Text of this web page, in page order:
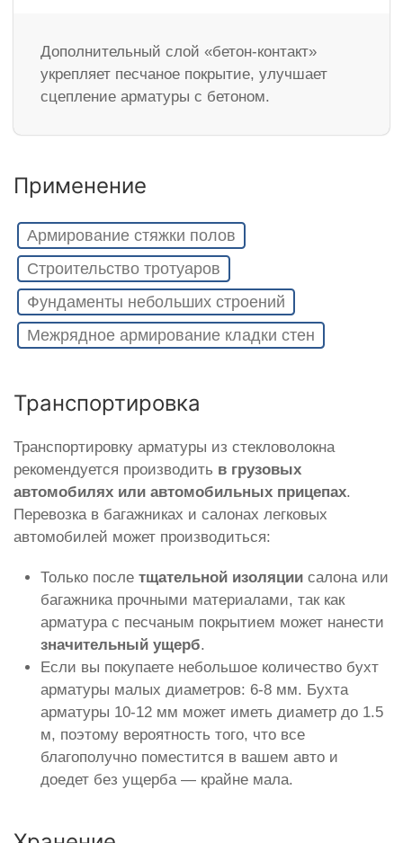
Дополнительный слой «бетон-контакт»
укрепляет песчаное покрытие, улучшает
сцепление арматуры с бетоном.
Применение
Армирование стяжки полов
Строительство тротуаров
Фундаменты небольших строений
Межрядное армирование кладки стен
Транспортировка
Транспортировку арматуры из стекловолокна
рекомендуется производить в грузовых
автомобилях или автомобильных прицепах.
Перевозка в багажниках и салонах легковых
автомобилей может производиться:
Только после тщательной изоляции салона или
багажника прочными материалами, так как
арматура с песчаным покрытием может нанести
значительный ущерб.
Если вы покупаете небольшое количество бухт
арматуры малых диаметров: 6-8 мм. Бухта
арматуры 10-12 мм может иметь диаметр до 1.5
м, поэтому вероятность того, что все
благополучно поместится в вашем авто и
доедет без ущерба — крайне мала.